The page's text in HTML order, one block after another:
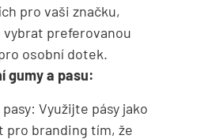
pro vaši značku,
vybrat preferovanou
osobní dotek.
gumy a pasu:
Využijte pásy jako
pro branding tím, že